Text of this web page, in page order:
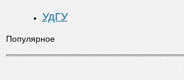
УдГУ
Популярное